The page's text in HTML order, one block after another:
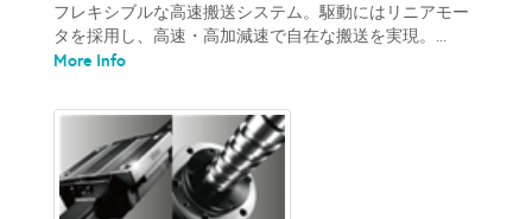
フレキシブルな高速搬送システム。駆動にはリニアモー
タを採用し、高速・高加減速で自在な搬送を実現。...
More Info